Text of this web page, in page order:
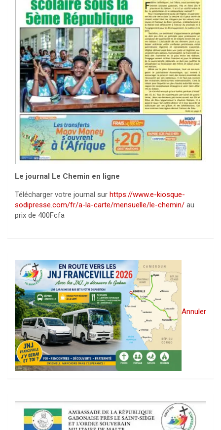
Le journal Le Chemin en ligne
Télécharger votre journal sur https://www.e-kiosque-
sodipresse.com/fr/a-la-carte/mensuelle/le-chemin/ au
prix de 400Fcfa
Annuler